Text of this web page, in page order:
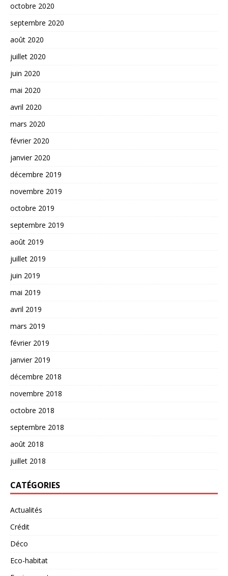
octobre 2020
septembre 2020
août 2020
juillet 2020
juin 2020
mai 2020
avril 2020
mars 2020
février 2020
janvier 2020
décembre 2019
novembre 2019
octobre 2019
septembre 2019
août 2019
juillet 2019
juin 2019
mai 2019
avril 2019
mars 2019
février 2019
janvier 2019
décembre 2018
novembre 2018
octobre 2018
septembre 2018
août 2018
juillet 2018
CATÉGORIES
Actualités
Crédit
Déco
Eco-habitat